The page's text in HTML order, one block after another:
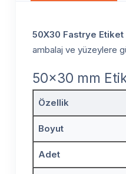
50X30 Fastrye Etiket
ambalaj ve yüzeylere
50x30 mm
Özellik
Boyut
Adet